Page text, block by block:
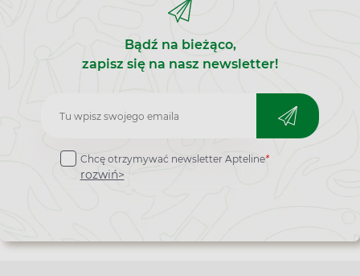
Bądź na bieżąco,
zapisz się na nasz newsletter!
Zapisz
do
newslettera
Chcę otrzymywać newsletter Apteline*
rozwiń>